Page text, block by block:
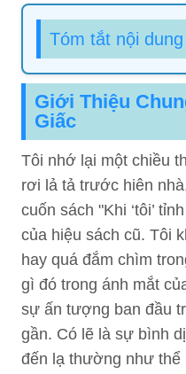
Tóm tắt nội dung
Giới Thiệu
Giấc
Tôi nhớ lại một chiều
rơi lả tả trước hiên
cuốn sách "Khi ‘tôi’
của hiệu sách cũ. Tôi
hay quá đắm chìm
gì đó trong ánh mắt
sự ấn tượng ban đầu
gần. Có lẽ là sự bình
đến lạ thường như thể